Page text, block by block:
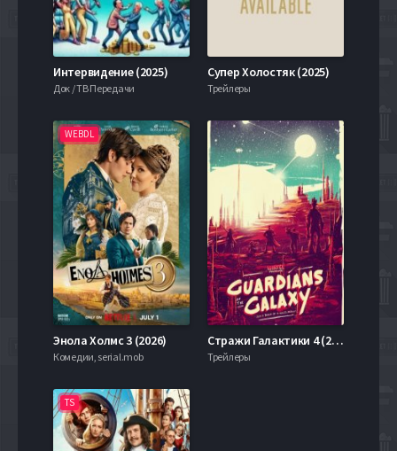
Интервидение (2025)
Док / ТВ Передачи
Супер Холостяк (2025)
Трейлеры
WEBDL
Энола Холмс 3 (2026)
Комедии, serial.mob
Стражи Галактики 4 (2025)
Трейлеры
TS